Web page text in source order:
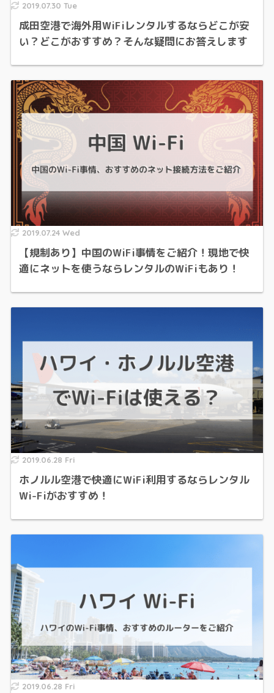
2019.07.30 Tue
成田空港で海外用WiFiレンタルするならどこが安
い？どこがおすすめ？そんな疑問にお答えします
2019.07.24 Wed
【規制あり】中国のWiFi事情をご紹介！現地で快
適にネットを使うならレンタルのWiFiもあり！
2019.06.28 Fri
ホノルル空港で快適にWiFi利用するならレンタル
Wi-Fiがおすすめ！
2019.06.28 Fri